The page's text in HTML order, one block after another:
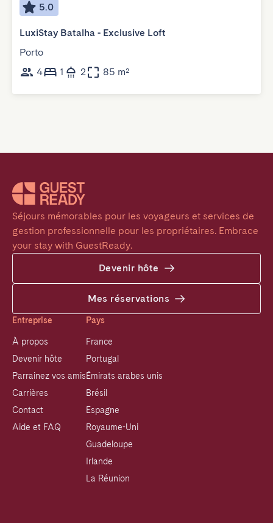
5.0
LuxiStay Batalha - Exclusive Loft
Porto
4
1 2 85 m²
Séjours mémorables pour les voyageurs et services de
gestion professionnelle pour les propriétaires. Embrace
your stay with GuestReady.
Devenir hôte
Mes réservations
Entreprise
À propos
Devenir hôte
Parrainez vos amis
Carrières
Contact
Aide et FAQ
Pays
France
Portugal
Émirats arabes unis
Brésil
Espagne
Royaume-Uni
Guadeloupe
Irlande
La Réunion